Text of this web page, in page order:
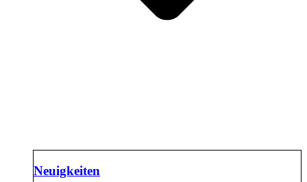
Neuigkeiten